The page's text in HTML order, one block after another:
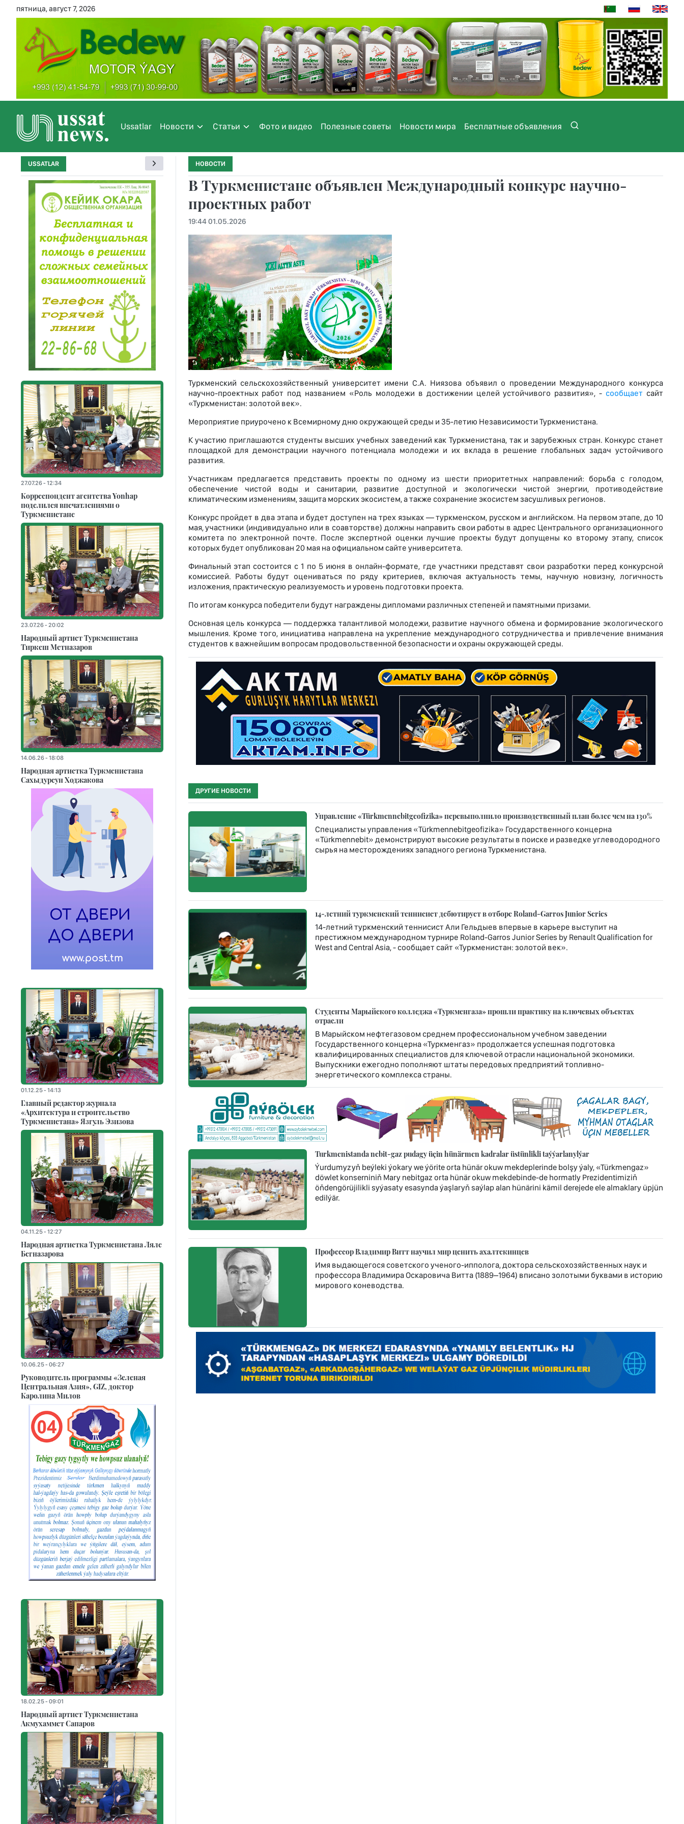
пятница, август 7, 2026
Ussatlar Новости Статьи Фото и видео Полезные советы Новости мира Бесплатные объявления
НОВОСТИ
В Туркменистане объявлен Международный конкурс научно-
проектных работ
19:44 01.05.2026
Туркменский сельскохозяйственный университет имени С.А. Ниязова объявил о проведении Международного конкурса
научно-проектных работ под названием «Роль молодежи в достижении целей устойчивого развития», - сообщает сайт
«Туркменистан: золотой век».
Мероприятие приурочено к Всемирному дню окружающей среды и 35-летию Независимости Туркменистана.
К участию приглашаются студенты высших учебных заведений как Туркменистана, так и зарубежных стран. Конкурс станет
площадкой для демонстрации научного потенциала молодежи и их вклада в решение глобальных задач устойчивого
развития.
Участникам предлагается представить проекты по одному из шести приоритетных направлений: борьба с голодом,
обеспечение чистой воды и санитарии, развитие доступной и экологически чистой энергии, противодействие
климатическим изменениям, защита морских экосистем, а также сохранение экосистем засушливых регионов.
Конкурс пройдет в два этапа и будет доступен на трех языках — туркменском, русском и английском. На первом этапе, до 10
мая, участники (индивидуально или в соавторстве) должны направить свои работы в адрес Центрального организационного
комитета по электронной почте. После экспертной оценки лучшие проекты будут допущены ко второму этапу, список
которых будет опубликован 20 мая на официальном сайте университета.
Финальный этап состоится с 1 по 5 июня в онлайн-формате, где участники представят свои разработки перед конкурсной
комиссией. Работы будут оцениваться по ряду критериев, включая актуальность темы, научную новизну, логичность
изложения, практическую реализуемость и уровень подготовки проекта.
По итогам конкурса победители будут награждены дипломами различных степеней и памятными призами.
Основная цель конкурса — поддержка талантливой молодежи, развитие научного обмена и формирование экологического
мышления. Кроме того, инициатива направлена на укрепление международного сотрудничества и привлечение внимания
студентов к важнейшим вопросам продовольственной безопасности и охраны окружающей среды.
ДРУГИЕ НОВОСТИ
Управление «Türkmennebitgeofizika» перевыполнило производственный план более чем на 130%
Специалисты управления «Türkmennebitgeofizika» Государственного концерна
«Türkmennebit» демонстрируют высокие результаты в поиске и разведке углеводородного
сырья на месторождениях западного региона Туркменистана.
14-летний туркменский теннисист дебютирует в отборе Roland-Garros Junior Series
14-летний туркменский теннисист Али Гельдыев впервые в карьере выступит на
престижном международном турнире Roland-Garros Junior Series by Renault Qualification for
West and Central Asia, - сообщает сайт «Туркменистан: золотой век».
Студенты Марыйского колледжа «Туркменгаза» прошли практику на ключевых объектах
отрасли
В Марыйском нефтегазовом среднем профессиональном учебном заведении
Государственного концерна «Туркменгаз» продолжается успешная подготовка
квалифицированных специалистов для ключевой отрасли национальной экономики.
Выпускники ежегодно пополняют штаты передовых предприятий топливно-
энергетического комплекса страны.
Turkmenistanda nebit-gaz pudagy üçin hünärmen kadralar üstünlikli taýýarlanylýar
Ýurdumyzyň beýleki ýokary we ýörite orta hünär okuw mekdeplerinde bolşy ýaly, «Türkmengaz»
döwlet konserniniň Mary nebitgaz orta hünär okuw mekdebinde-de hormatly Prezidentimiziň
öňdengörüjilikli syýasaty esasynda ýaşlaryň saýlap alan hünärini kämil derejede ele almaklary üpjün
edilýär.
Профессор Владимир Витт научил мир ценить ахалтекинцев
Имя выдающегося советского ученого-ипполога, доктора сельскохозяйственных наук и
профессора Владимира Оскаровича Витта (1889–1964) вписано золотыми буквами в историю
мирового коневодства.
USSATLAR
27.07.26 - 12:34
Корреспондент агентства Yonhap
поделился впечатлениями о
Туркменистане
23.07.26 - 20:02
Народный артист Туркменистана
Тиркеш Мeтназаров
14.06.26 - 18:08
Народная артистка Туркменистана
Сахыдурсун Ходжакова
01.12.25 - 14:13
Главный редактор журнала
«Архитектура и строительство
Туркменистана» Язгуль Эзизова
04.11.25 - 12:27
Народная артистка Туркменистана Ляле
Бегназарова
10.06.25 - 06:27
Руководитель программы «Зеленая
Центральная Азия», GIZ, доктор
Каролина Милов
18.02.25 - 09:01
Народный артист Туркменистана
Акмухаммет Сапаров